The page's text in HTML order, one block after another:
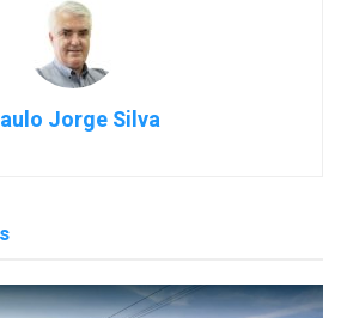
Jorge Silva